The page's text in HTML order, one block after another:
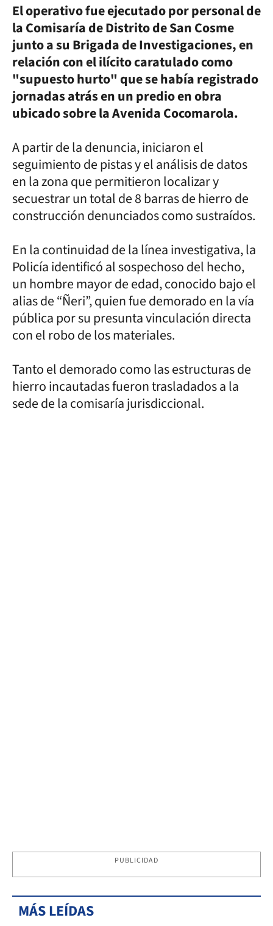
El operativo fue ejecutado por personal de
la Comisaría de Distrito de San Cosme
junto a su Brigada de Investigaciones, en
relación con el ilícito caratulado como
"supuesto hurto" que se había registrado
jornadas atrás en un predio en obra
ubicado sobre la Avenida Cocomarola.
A partir de la denuncia, iniciaron el
seguimiento de pistas y el análisis de datos
en la zona que permitieron localizar y
secuestrar un total de 8 barras de hierro de
construcción denunciados como sustraídos.
En la continuidad de la línea investigativa, la
Policía identificó al sospechoso del hecho,
un hombre mayor de edad, conocido bajo el
alias de “Ñeri”, quien fue demorado en la vía
pública por su presunta vinculación directa
con el robo de los materiales.
Tanto el demorado como las estructuras de
hierro incautadas fueron trasladados a la
sede de la comisaría jurisdiccional.
PUBLICIDAD
MÁS LEÍDAS